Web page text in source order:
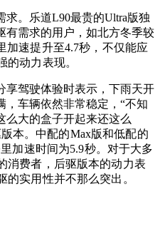
。乐道L90最贵的Ultra版独
有需求的用户，如北方冬季较
加速提升至4.7秒，不仅能应
的动力表现。
享驾驶体验时表示，下雨天开
，车辆依然非常稳定，“不知
么大的盒子开起来还这么
本。中配的Max版和低配的
加速时间为5.9秒。 对于大多
消费者，后驱版本的动力表
实用性并不那么突出。